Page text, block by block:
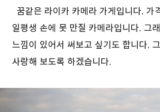
꿈같은 라이카 카메라 가게입니다. 가
일평생 손에 못 만질 카메라입니다. 그
느낌이 있어서 써보고 싶기도 합니다.
사랑해 보도록 하겠습니다.